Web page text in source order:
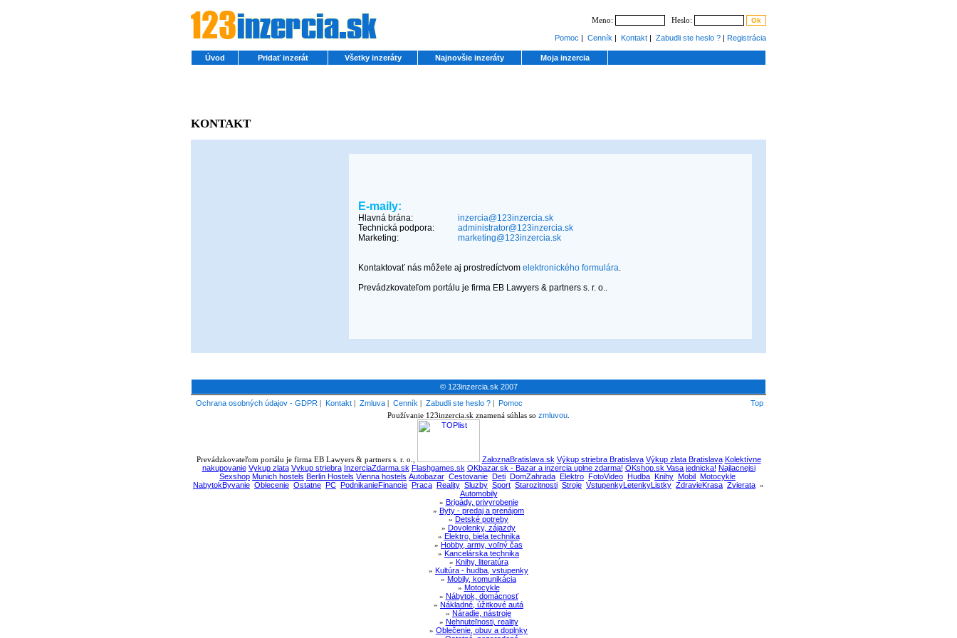
Meno: Heslo:
Pomoc | Cenník | Kontakt | Zabudli ste heslo ? | Registrácia
Úvod Pridať inzerát Všetky inzeráty Najnovšie inzeráty Moja inzercia
KONTAKT
E-maily:
Hlavná brána:
inzercia@123inzercia.sk
Technická podpora:
administrator@123inzercia.sk
Marketing:
marketing@123inzercia.sk
Kontaktovať nás môžete aj prostredíctvom elektronického formulára.
Prevádzkovateľom portálu je firma EB Lawyers & partners s. r. o..
© 123inzercia.sk 2007
Ochrana osobných údajov - GDPR | Kontakt | Zmluva | Cenník | Zabudli ste heslo ? | Pomoc
Top
Používanie 123inzercia.sk znamená súhlas so zmluvou
Prevádzkovateľom portálu je firma EB Lawyers & partners s. r. o., ZaloznaBratislava.sk Výkup striebra Bratislava Výkup zlata Bratislava Kolektívne
nakupovanie Vykup zlata Vykup striebra InzerciaZdarma.sk Flashgames.sk OKbazar.sk - Bazar a inzercia uplne zdarma! OKshop.sk Vasa jednicka! Najlacnejsi
Sexshop Munich hostels Berlin Hostels Vienna hostels Autobazar Cestovanie Deti DomZahrada Elektro FotoVideo Hudba Knihy Mobil Motocykle
NabytokByvanie Oblecenie Ostatne PC PodnikanieFinancie Praca Reality Sluzby Sport Starozitnosti Stroje VstupenkyLetenkyListky ZdravieKrasa Zvierata »
Automobily
» Brigády, privyrobenie
» Byty - predaj a prenájom
» Detské potreby
» Dovolenky, zájazdy
» Elektro, biela technika
» Hobby, army, voľný čas
» Kancelárska technika
» Knihy, literatúra
» Kultúra - hudba, vstupenky
» Mobily, komunikácia
» Motocykle
» Nábytok, domácnosť
» Nákladné, úžitkové autá
» Náradie, nástroje
» Nehnuteľnosti, reality
» Oblečenie, obuv a doplnky